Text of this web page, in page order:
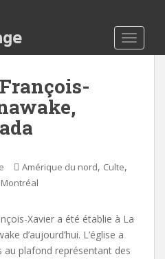
Amérique du nord, Culte,
Xavier a été établie à La
d’aujourd’hui. L’église a
au plafond représentant des